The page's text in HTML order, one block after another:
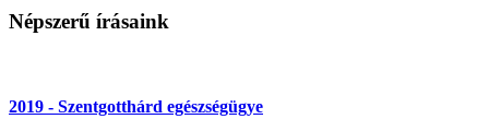
Népszerű írásaink
2019 - Szentgotthárd egészségügye